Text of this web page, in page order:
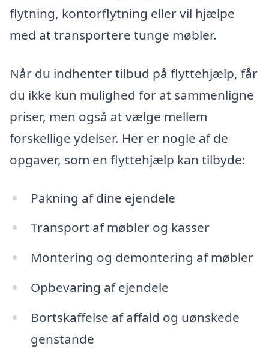
flytning, kontorflytning eller vil hjælpe
med at transportere tunge møbler.
Når du indhenter tilbud på flyttehjælp, får
du ikke kun mulighed for at sammenligne
priser, men også at vælge mellem
forskellige ydelser. Her er nogle af de
opgaver, som en flyttehjælp kan tilbyde:
Pakning af dine ejendele
Transport af møbler og kasser
Montering og demontering af møbler
Opbevaring af ejendele
Bortskaffelse af affald og uønskede
genstande